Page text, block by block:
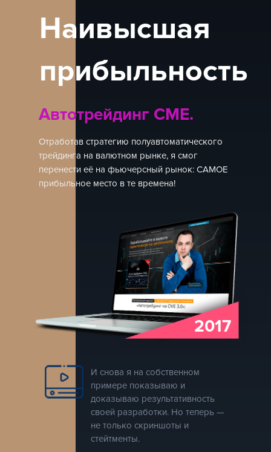
Автотрейдинг СМЕ.
2017
Наивысшая
прибыльность
Отработав стратегию полуавтоматического
трейдинга на валютном рынке, я смог
перенести её на фьючерсный рынок: САМОЕ
прибыльное место в те времена!
И снова я на собственном
примере показываю и
доказываю результативность
своей разработки. Но теперь —
не только скриншоты и
стейтменты.